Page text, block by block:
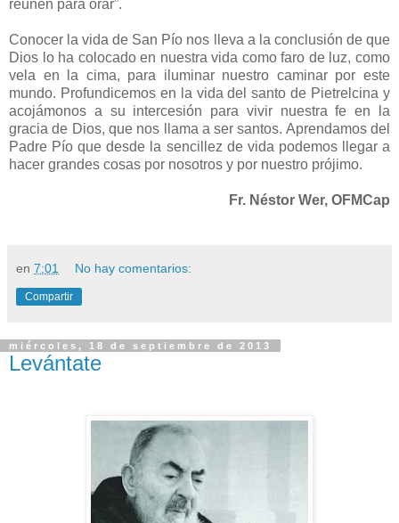
reúnen para orar”.
Conocer la vida de San Pío nos lleva a la conclusión de que
Dios lo ha colocado en nuestra vida como faro de luz, como
vela en la cima, para iluminar nuestro caminar por este
mundo. Profundicemos en la vida del santo de Pietrelcina y
acojámonos a su intercesión para vivir nuestra fe en la
gracia de Dios, que nos llama a ser santos. Aprendamos del
Padre Pío que desde la sencillez de vida podemos llegar a
hacer grandes cosas por nosotros y por nuestro prójimo.
Fr. Néstor Wer, OFMCap
en 7:01 No hay comentarios:
Compartir
miércoles, 18 de septiembre de 2013
Levántate